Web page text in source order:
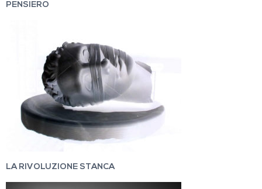
PENSIERO
LA RIVOLUZIONE STANCA